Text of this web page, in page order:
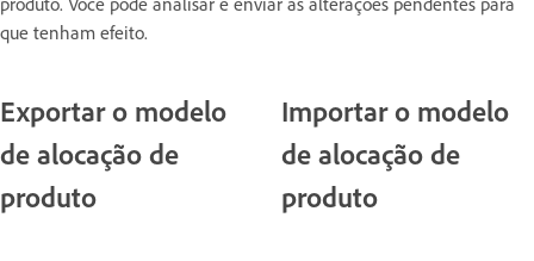
que tenham efeito.
Exportar o modelo
de alocação de
produto
Importar o modelo
de alocação de
produto